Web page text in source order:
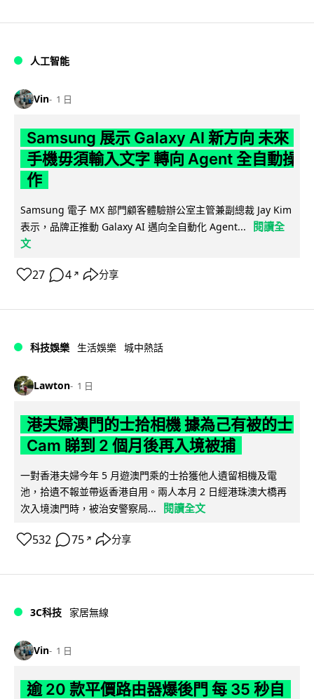
人工智能
Vin 1 日
Samsung 展示 Galaxy AI 新方向 未來
手機毋須輸入文字 轉向 Agent 全自動操
作
Samsung 電子 MX 部門顧客體驗辦公室主管兼副總裁 Jay Kim
表示，品牌正推動 Galaxy AI 邁向全自動化 Agent...
閱讀全
文
27 4 ↗ 分享
科技娛樂 生活娛樂 城中熱話
Lawton 1 日
港夫婦澳門的士拾相機 據為己有被的士
Cam 睇到 2 個月後再入境被捕
一對香港夫婦今年 5 月遊澳門乘的士拾獲他人遺留相機及電
池，拾遺不報並帶返香港自用。兩人本月 2 日經港珠澳大橋再
次入境澳門時，被治安警察局...
閱讀全文
532 75 ↗ 分享
3C科技 家居無線
Vin 1 日
逾 20 款平價路由器爆後門 每 35 秒自